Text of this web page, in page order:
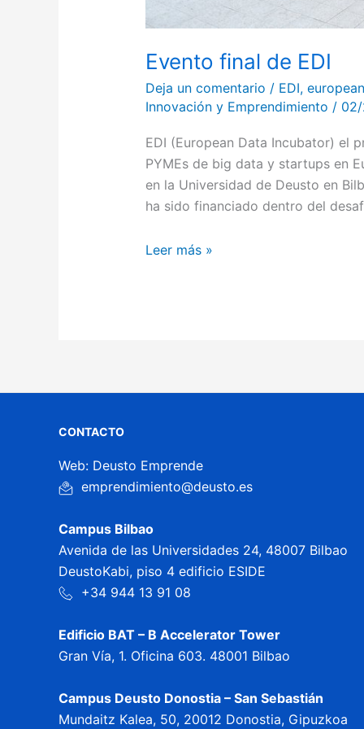
Evento final de EDI
Deja un comentario / EDI,
Innovación y Emprendimiento /
EDI (European Data Incubator) el
PYMEs de big data y startups en
en la Universidad de Deusto en
ha sido financiado dentro del
Leer más »
CONTACTO
Web: Deusto Emprende
emprendimiento@deusto.es
Campus Bilbao
Avenida de las Universidades 24, 48007 Bilbao
DeustoKabi, piso 4 edificio ESIDE
+34 944 13 91 08
Edificio BAT – B Accelerator Tower
Gran Vía, 1. Oficina 603. 48001 Bilbao
Campus Deusto Donostia – San Sebastián
Mundaitz Kalea, 50, 20012 Donostia, Gipuzkoa